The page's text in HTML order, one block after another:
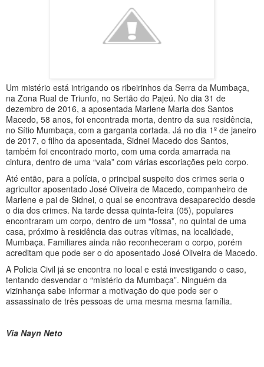
Um mistério está intrigando os ribeirinhos da Serra da Mumbaça,
na Zona Rual de Triunfo, no Sertão do Pajeú. No dia 31 de
dezembro de 2016, a aposentada Marlene Maria dos Santos
Macedo, 58 anos, foi encontrada morta, dentro da sua residência,
no Sítio Mumbaça, com a garganta cortada. Já no dia 1º de janeiro
de 2017, o filho da aposentada, Sidnei Macedo dos Santos,
também foi encontrado morto, com uma corda amarrada na
cintura, dentro de uma “vala” com várias escoriações pelo corpo.
Até então, para a polícia, o principal suspeito dos crimes seria o
agricultor aposentado José Oliveira de Macedo, companheiro de
Marlene e pai de Sidnei, o qual se encontrava desaparecido desde
o dia dos crimes. Na tarde dessa quinta-feira (05), populares
encontraram um corpo, dentro de um “fossa”, no quintal de uma
casa, próximo à residência das outras vítimas, na localidade,
Mumbaça. Familiares ainda não reconheceram o corpo, porém
acreditam que pode ser o do aposentado José Oliveira de Macedo.
A Policia Civil já se encontra no local e está investigando o caso,
tentando desvendar o “mistério da Mumbaça”. Ninguém da
vizinhança sabe informar a motivação do que pode ser o
assassinato de três pessoas de uma mesma mesma família.
Via Nayn Neto